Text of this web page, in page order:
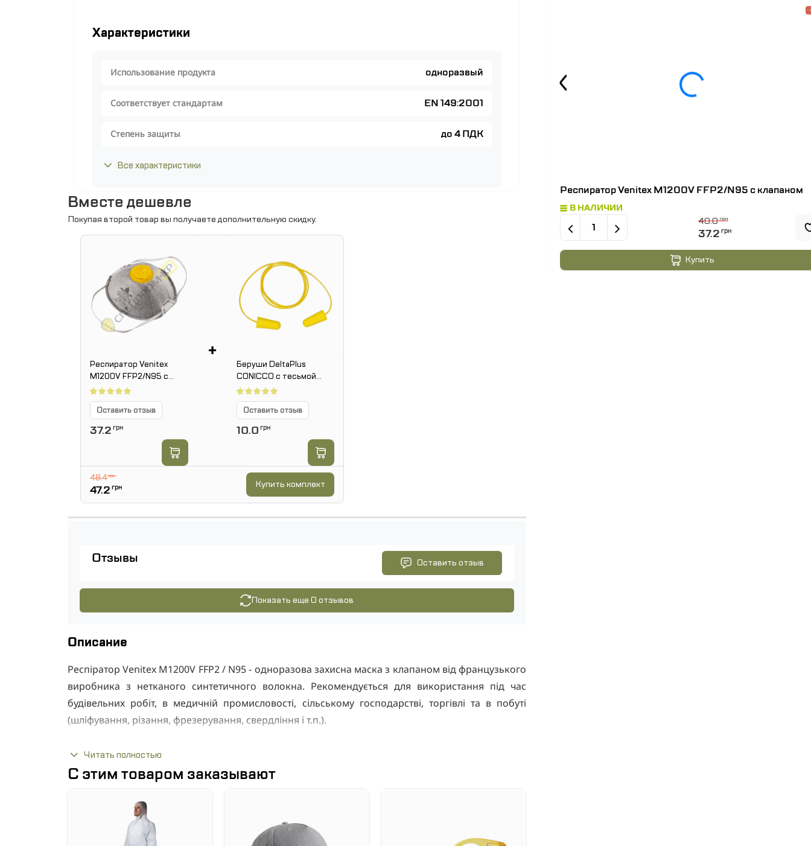
Характеристики
Использование продукта одноразвый
Соответствует стандартам EN 149:2001
Степень защиты до 4 ПДК
Все характеристики
Вместе дешевле
Покупая второй товар вы получаете дополнительную скидку.
Респиратор Venitex
M1200V FFP2/N95 с
клапаном
Оставить отзыв
37.2 грн
+
Беруши DeltaPlus
CONICCO с тесьмой
многоразовые
Оставить отзыв
10.0 грн
48.4грн
47.2 грн Купить комплект
Отзывы Оставить отзыв
Показать еще 0 отзывов
Описание
Респіратор Venitex M1200V FFP2 / N95 - одноразова захисна маска з клапаном від французького
виробника з нетканого синтетичного волокна. Рекомендується для використання під час
будівельних робіт, в медичній промисловості, сільському господарстві, торгівлі та в побуті
(шліфування, різання, фрезерування, свердління і т.п.).
стійку до зім'яту внутрішню підкладку. Наявність клапана видиху значно знижує концентрацію
теплого повітря всередині респіратора, забезпечуючи комфортні відчуття при роботі в умовах
Читать полностью
С этим товаром заказывают
Респиратор Venitex M1200V FFP2/N95 с клапаном
В НАЛИЧИИ
40.0 грн
37.2 грн
Купить